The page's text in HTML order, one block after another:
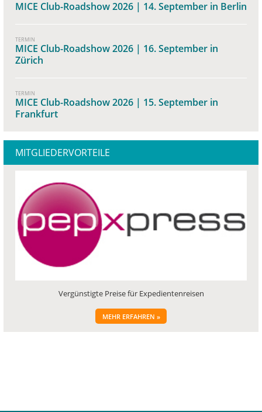
MICE Club-Roadshow 2026 | 14. September in Berlin
TERMIN
MICE Club-Roadshow 2026 | 16. September in
Zürich
TERMIN
MICE Club-Roadshow 2026 | 15. September in
Frankfurt
MITGLIEDERVORTEILE
Vergünstigte Preise für Expedientenreisen
MEHR ERFAHREN »